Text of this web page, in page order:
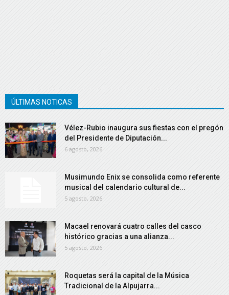
ÚLTIMAS NOTICAS
Vélez-Rubio inaugura sus fiestas con el pregón
del Presidente de Diputación...
6 agosto, 2026
Musimundo Enix se consolida como referente
musical del calendario cultural de...
5 agosto, 2026
Macael renovará cuatro calles del casco
histórico gracias a una alianza...
5 agosto, 2026
Roquetas será la capital de la Música
Tradicional de la Alpujarra...